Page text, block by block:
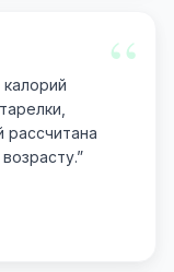
“
рассчитана
”